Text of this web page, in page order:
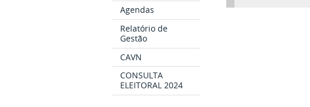
Agendas
Relatório de
Gestão
CAVN
CONSULTA
ELEITORAL 2024